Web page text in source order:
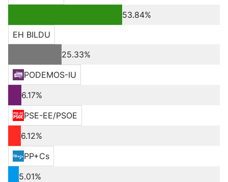
53.84%
EH BILDU
25.33%
PODEMOS-IU
6.17%
PSE-EE/PSOE
6.12%
PP+Cs
5.01%